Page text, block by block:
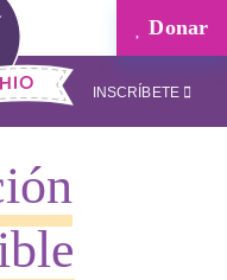
Donar
INSCRÍBETE